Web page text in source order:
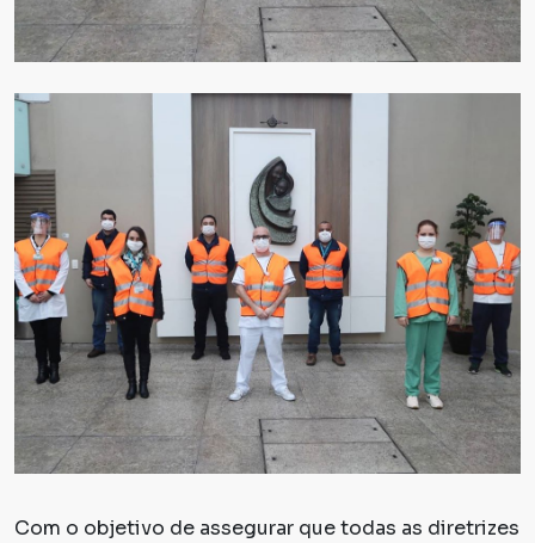
Com o objetivo de assegurar que todas as diretrizes